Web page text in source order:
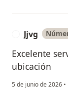
Jjvg
Excelente
ubicación
5 de junio de 2026 •